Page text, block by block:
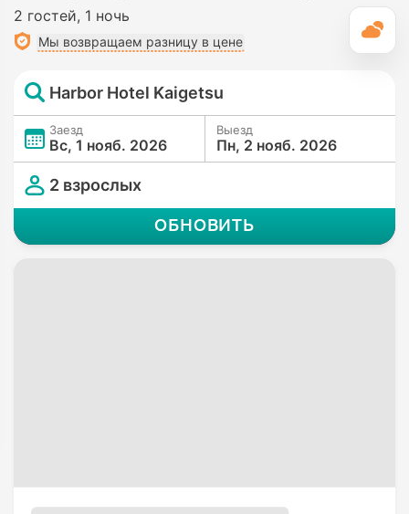
2 гостей 1 ночь
Мы возвращаем разницу в цене
Harbor Hotel Kaigetsu
Заезд
Вс, 1 нояб. 2026
Выезд
Пн, 2 нояб. 2026
2 взрослых
ОБНОВИТЬ